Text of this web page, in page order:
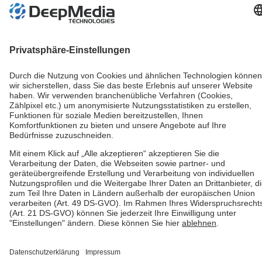
vorbehalten.
Datenschutzerklärung
Impressum
AGB
Einwilligungseinstellungen
Hinweisgebersystem